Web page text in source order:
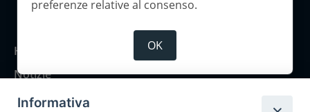
Copyright 2026 ©Corriere Cesenate
Home
Notizie
Rubriche
preferenze relative al consenso.
OK
Informativa